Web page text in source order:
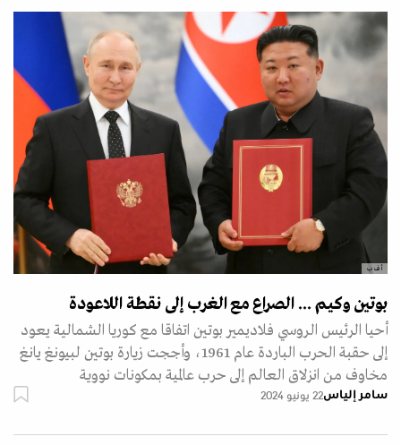
أ ف ب
بوتين وكيم ... الصراع مع الغرب إلى نقطة اللاعودة
أحيا الرئيس الروسي فلاديمير بوتين اتفاقا مع كوريا الشمالية يعود
إلى حقبة الحرب الباردة عام 1961، وأججت زيارة بوتين لبيونغ يانغ
مخاوف من انزلاق العالم إلى حرب عالمية بمكونات نووية
سامر إلياس22 يونيو 2024